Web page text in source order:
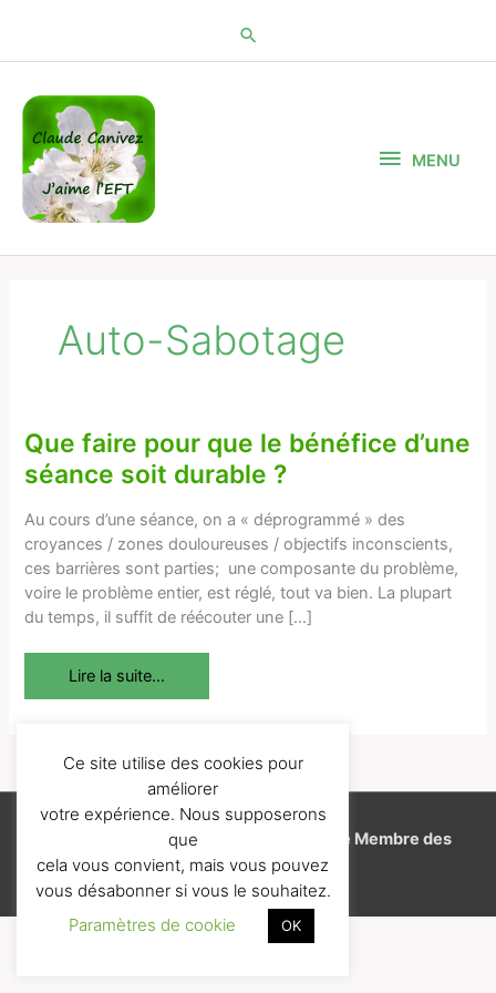
contenu
MENU
Auto-Sabotage
Que faire pour que le bénéfice d’une
séance soit durable ?
Au cours d’une séance, on a « déprogrammé » des
croyances / zones douloureuses / objectifs inconscients,
ces barrières sont parties; une composante du problème,
voire le problème entier, est réglé, tout va bien. La plupart
du temps, il suffit de réécouter une […]
Que
pour
que
le
bénéfice
d’une
séance
durable
?
Lire la suite...
Copyright © 2026J'aime l'EFT
Espace Membre des
Formations
Ce site utilise des cookies pour
améliorer
votre expérience. Nous supposerons
que
cela vous convient, mais vous pouvez
vous désabonner si vous le souhaitez.
Paramètres de cookie
OK